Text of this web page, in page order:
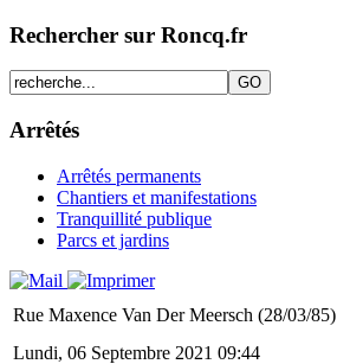
Rechercher sur Roncq.fr
Arrêtés
Arrêtés permanents
Chantiers et manifestations
Tranquillité publique
Parcs et jardins
Rue Maxence Van Der Meersch (28/03/85)
Lundi, 06 Septembre 2021 09:44